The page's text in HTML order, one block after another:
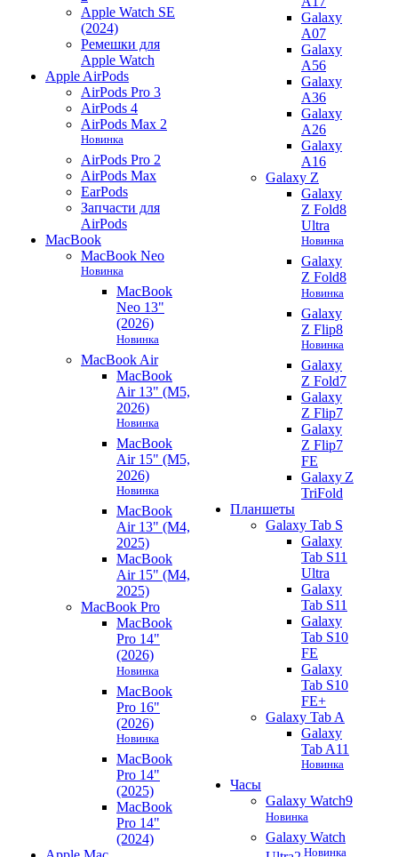
Apple Watch SE
(2024)
Ремешки для
Apple Watch
Apple AirPods
AirPods Pro 3
AirPods 4
AirPods Max 2
Новинка
AirPods Pro 2
AirPods Max
EarPods
Запчасти для
AirPods
MacBook
MacBook Neo
Новинка
MacBook
Neo 13"
(2026)
Новинка
MacBook Air
MacBook
Air 13" (M5,
2026)
Новинка
MacBook
Air 15" (M5,
2026)
Новинка
MacBook
Air 13" (M4,
2025)
MacBook
Air 15" (M4,
2025)
MacBook Pro
MacBook
Pro 14"
(2026)
Новинка
MacBook
Pro 16"
(2026)
Новинка
MacBook
Pro 14"
(2025)
MacBook
Pro 14"
(2024)
Galaxy
A07
Galaxy
A56
Galaxy
A36
Galaxy
A26
Galaxy
A16
Galaxy Z
Galaxy
Z Fold8
Ultra
Новинка
Galaxy
Z Fold8
Новинка
Galaxy
Z Flip8
Новинка
Galaxy
Z Fold7
Galaxy
Z Flip7
Galaxy
Z Flip7
FE
Galaxy Z
TriFold
Планшеты
Galaxy Tab S
Galaxy
Tab S11
Ultra
Galaxy
Tab S11
Galaxy
Tab S10
FE
Galaxy
Tab S10
FE+
Galaxy Tab A
Galaxy
Tab A11
Новинка
Часы
Galaxy Watch9
Новинка
Galaxy Watch
Новинка